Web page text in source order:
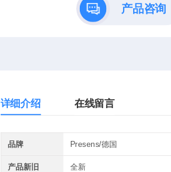
产品咨询
详细介绍 在线留言
品牌 Presens/德国
产品新旧 全新